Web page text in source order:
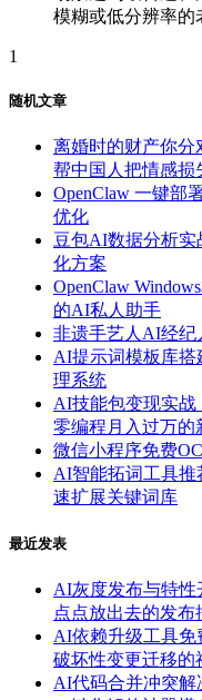
模糊或低分辨率的
1
随机文章
离婚时的财产你分
帮中国人把情感损
OpenClaw 一键部
优化
豆包AI数据分析实
化方案
OpenClaw
的AI私人助手
非遗手艺人AI经纪
AI提示词模板库搭
理系统
AI技能包变现实战
零编程月入过万的
微信小程序免费
AI智能拓词工具推
速扩展关键词库
最近发表
AI灰度发布与特性
点点放出去的发
AI依赖升级工具免
破坏性变更迁移的
AI代码合并冲突解